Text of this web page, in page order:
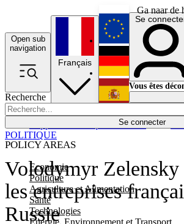
Ga naar de
Open sub
navigation
Recherche
Se connecter
POLICY AREAS
Economie
Politique
Agriculture et Alimentation
Santé
Technologies
Energie, Environnement et Transport
Économie
Français
English
Deutsch
Español
Se
Vous êtes
Volodymyr Zelensky
les entreprises
Russie
POLITIQUE